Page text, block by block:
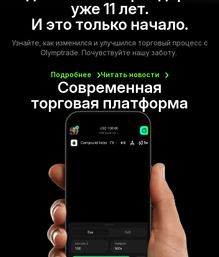
уже 11 лет.
И это только начало.
Узнайте, как изменился и улучшился торговый процесс с
Olymptrade. Почувствуйте нашу заботу.
Подробнее Читать новости
Современная
торговая платформа